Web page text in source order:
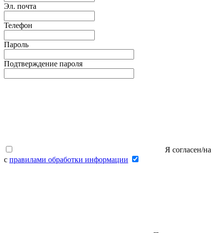
Эл. почта
Телефон
Пароль
Подтверждение пароля
Я согласен/на
с правилами обработки информации